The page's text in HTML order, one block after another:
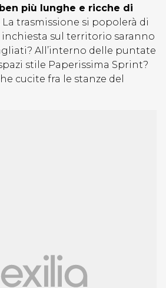
più lunghe e ricche di
La trasmissione si popolerà di
inchiesta sul territorio saranno
All’interno delle puntate
stile Paperissima Sprint?
cucite fra le stanze del